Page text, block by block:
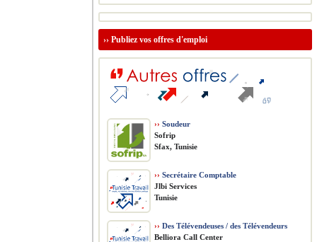
›› Publiez vos offres d'emploi
›› Soudeur
Sofrip
Sfax, Tunisie
›› Secrétaire Comptable
Jlbi Services
Tunisie
›› Des Télévendeuses / des Télévendeurs
Belliora Call Center